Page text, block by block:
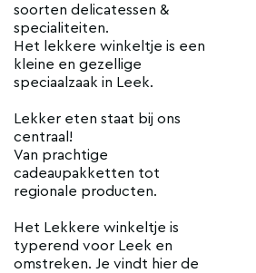
soorten delicatessen &
specialiteiten.
Het lekkere winkeltje is een
kleine en gezellige
speciaalzaak in Leek.
Lekker eten staat bij ons
centraal!
Van prachtige
cadeaupakketten tot
regionale producten.
Het Lekkere winkeltje is
typerend voor Leek en
omstreken. Je vindt hier de